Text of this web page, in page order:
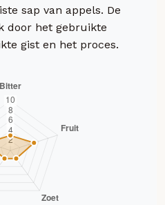
sap van appels. De
door het gebruikte
gist en het proces.